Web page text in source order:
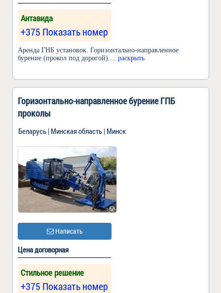
Антавида
+375 Показать номер
Аренда ГНБ установок. Горизонтально-направленное
бурение (прокол под дорогой).
... раскрыть
Горизонтально-направленное бурение ГПБ
проколы
Беларусь | Минская область | Минск
Написать
Цена договорная
Стильное решение
+375 Показать номер